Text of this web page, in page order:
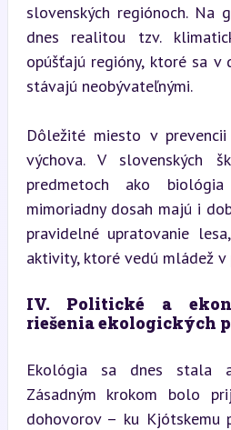
slovenských regiónoch. Na
dnes realitou tzv.
opúšťajú regióny, ktoré sa v
stávajú neobývateľnými.
Dôležité miesto v
výchova. V slovenských
predmetoch ako
mimoriadny dosah majú i
pravidelné upratovanie
aktivity, ktoré vedú mládež v
IV. Politické a
riešenia ekologických
Ekológia sa dnes stala
Zásadným krokom bolo
dohovorov – ku Kjótskemu